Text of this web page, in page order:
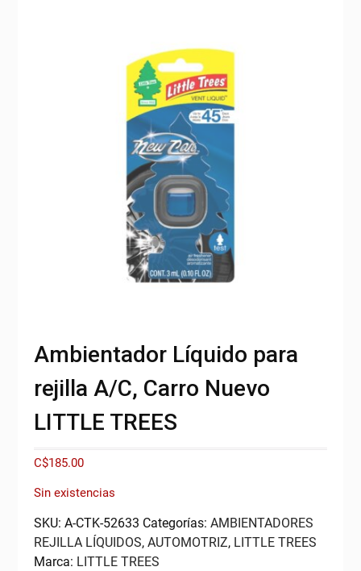
Ambientador Líquido para
rejilla A/C, Carro Nuevo
LITTLE TREES
C$185.00
Sin existencias
SKU: A-CTK-52633 Categorías: AMBIENTADORES
REJILLA LÍQUIDOS, AUTOMOTRIZ, LITTLE TREES
Marca: LITTLE TREES